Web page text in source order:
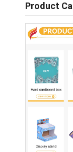
가방을 패키
맞춤형 빨간
Product